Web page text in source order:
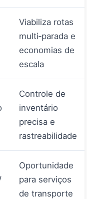
Viabiliza rotas
multi‑parada e
economias de
escala
Controle de
inventário
precisa e
rastreabilidade
Oportunidade
para serviços
de transporte